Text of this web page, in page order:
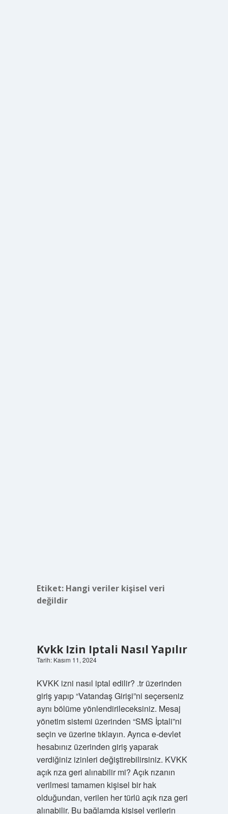
Etiket: Hangi veriler kişisel veri
değildir
Kvkk Izin Iptali Nasıl Yapılır
Tarih: Kasım 11, 2024
KVKK izni nasıl iptal edilir? .tr üzerinden
giriş yapıp “Vatandaş Girişi”ni seçerseniz
aynı bölüme yönlendirileceksiniz. Mesaj
yönetim sistemi üzerinden “SMS İptali”ni
seçin ve üzerine tıklayın. Ayrıca e-devlet
hesabınız üzerinden giriş yaparak
verdiğiniz izinleri değiştirebilirsiniz. KVKK
açık rıza geri alınabilir mi? Açık rızanın
verilmesi tamamen kişisel bir hak
olduğundan, verilen her türlü açık rıza geri
alınabilir. Bu bağlamda kişisel verilerin